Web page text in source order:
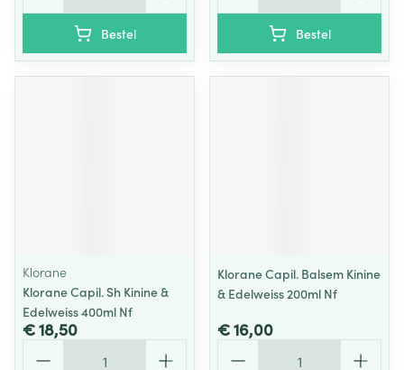
Bestel Bestel
Klorane
Klorane Capil. Sh Kinine &
Edelweiss 400ml Nf
€ 18,50
Klorane Capil. Balsem Kinine
& Edelweiss 200ml Nf
€ 16,00